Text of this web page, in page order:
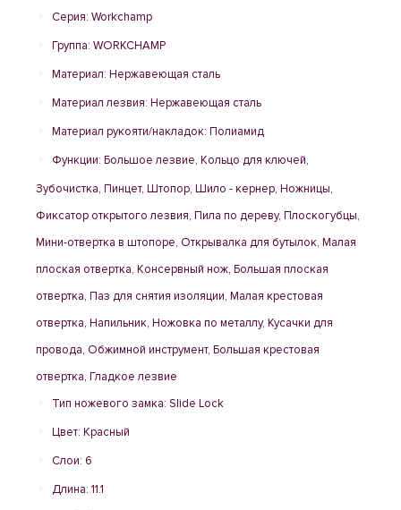
Серия: Workchamp
Группа: WORKCHAMP
Материал: Нержавеющая сталь
Материал лезвия: Нержавеющая сталь
Материал рукояти/накладок: Полиамид
Функции: Большое лезвие, Кольцо для ключей,
Зубочистка, Пинцет, Штопор, Шило - кернер, Ножницы,
Фиксатор открытого лезвия, Пила по дереву, Плоскогубцы,
Мини-отвертка в штопоре, Открывалка для бутылок, Малая
плоская отвертка, Консервный нож, Большая плоская
отвертка, Паз для снятия изоляции, Малая крестовая
отвертка, Напильник, Ножовка по металлу, Кусачки для
провода, Обжимной инструмент, Большая крестовая
отвертка, Гладкое лезвие
Тип ножевого замка: Slide Lock
Цвет: Красный
Слои: 6
Длина: 11.1